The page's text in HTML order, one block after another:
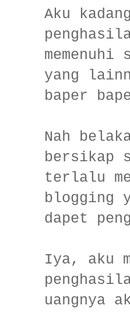
Aku
yang
baper
Nah
bersikap
terlalu
blogging
dapet
Iya, aku
uangnya